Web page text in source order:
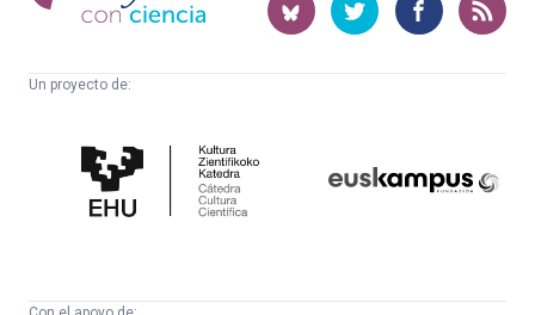
ciencia
Un proyecto de:
Cultura
Científica